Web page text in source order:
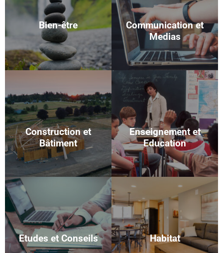
Bien-être
Communication et
Medias
Construction et
Bâtiment
Enseignement et
Education
Etudes et Conseils Habitat